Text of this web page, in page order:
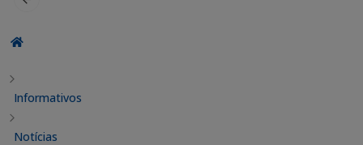
Informativos
Notícias